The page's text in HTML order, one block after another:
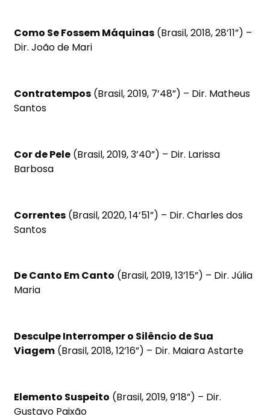
Como Se Fossem Máquinas (Brasil, 2018, 28’11”) –
Dir. João de Mari
Contratempos (Brasil, 2019, 7’48”) – Dir. Matheus
Santos
Cor de Pele (Brasil, 2019, 3’40”) – Dir. Larissa
Barbosa
Correntes (Brasil, 2020, 14’51”) – Dir. Charles dos
Santos
De Canto Em Canto (Brasil, 2019, 13’15”) – Dir. Júlia
Maria
Desculpe Interromper o Silêncio de Sua
Viagem (Brasil, 2018, 12’16”) – Dir. Maiara Astarte
Elemento Suspeito (Brasil, 2019, 9’18”) – Dir.
Gustavo Paixão